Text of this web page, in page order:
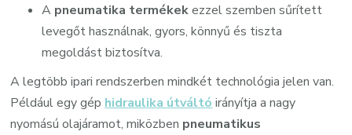
A pneumatika termékekezzel szemben sűrített
levegőt használnak, gyors, könnyű és tiszta
megoldást biztosítva.
A legtöbb ipari rendszerben mindkét technológia jelen van.
Például egy gép hidraulika útváltó irányítja a nagy
nyomású olajáramot, miközben pneumatikus